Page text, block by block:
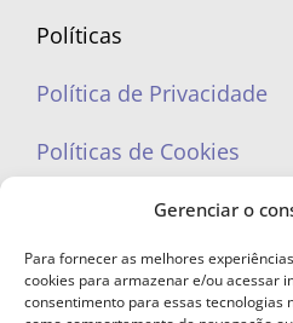
Gerenciar o
Para fornecer as melhores
cookies para armazenar e/ou acessar
consentimento para essas tecnologias
Políticas
Política de Privacidade
Políticas de Cookies